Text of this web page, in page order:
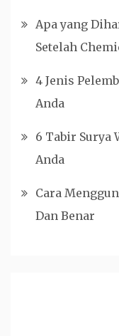
Apa yang
Setelah
4 Jenis
Anda
6 Tabir Surya
Anda
Cara
Dan Benar